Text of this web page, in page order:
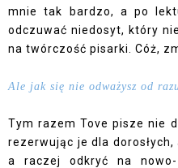
mnie tak bardzo, a po
odczuwać niedosyt, który
na twórczość pisarki. Cóż,
Ale jak się nie odważysz od
Tym razem Tove pisze nie
rezerwując je dla
a raczej odkryć na